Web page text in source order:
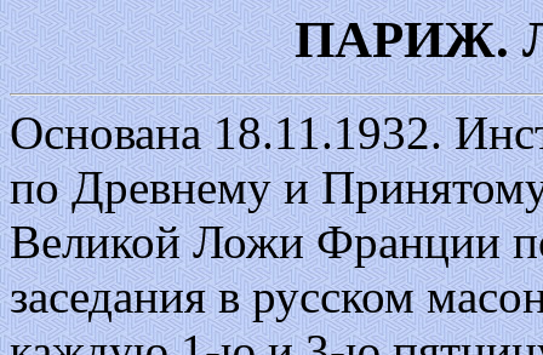
ПАРИЖ.
Основана 18.11.1932.
по Древнему и
Великой Ложи Франции
заседания в русском